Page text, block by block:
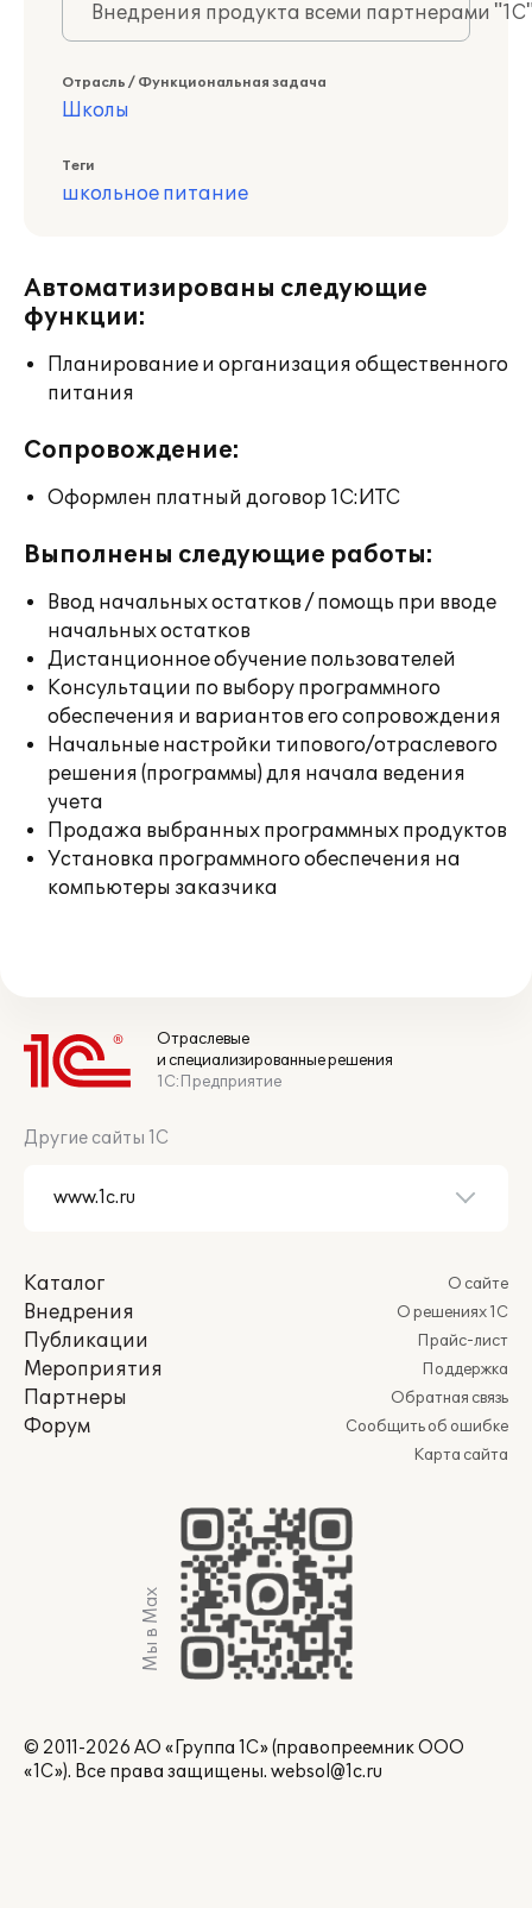
Внедрения продукта всеми партнерами
Отрасль / Функциональная задача
Школы
Теги
школьное питание
Автоматизированы следующие
функции:
Планирование и организация общественного
питания
Сопровождение:
Оформлен платный договор 1С:ИТС
Выполнены следующие работы:
Ввод начальных остатков / помощь при вводе
начальных остатков
Дистанционное обучение пользователей
Консультации по выбору программного
обеспечения и вариантов его сопровождения
Начальные настройки типового/отраслевого
решения (программы) для начала ведения
учета
Продажа выбранных программных продуктов
Установка программного обеспечения на
компьютеры заказчика
Отраслевые
и специализированные решения
1С:Предприятие
Другие сайты 1С
Каталог
Внедрения
Публикации
Мероприятия
Партнеры
Форум
О сайте
О решениях 1С
Прайс-лист
Поддержка
Обратная связь
Сообщить об ошибке
Карта сайта
Мы в Max
© 2011-2026 АО «Группа 1С» (правопреемник ООО
«1С»). Все права защищены. websol@1c.ru